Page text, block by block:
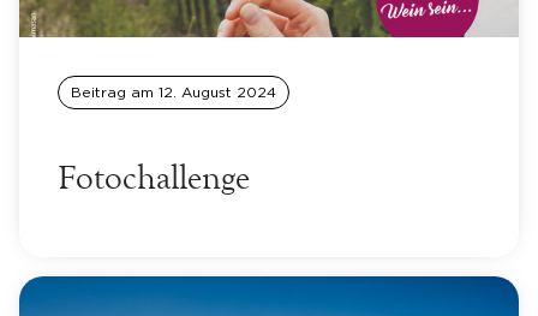
Beitrag am12. August 2024
Fotochallenge